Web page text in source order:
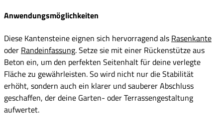
Anwendungsmöglichkeiten
Diese Kantensteine eignen sich hervorragend als Rasenkante
oder Randeinfassung. Setze sie mit einer Rückenstütze aus
Beton ein, um den perfekten Seitenhalt für deine verlegte
Fläche zu gewährleisten. So wird nicht nur die Stabilität
erhöht, sondern auch ein klarer und sauberer Abschluss
geschaffen, der deine Garten- oder Terrassengestaltung
aufwertet.